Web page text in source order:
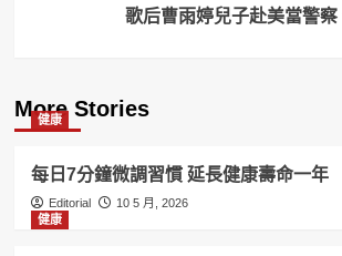
歌后曹雨婷兒子赴美當警
More Stories
健康
每日7分鐘微調習慣 延長健康壽命一年
Editorial
10 5 月, 2026
健康